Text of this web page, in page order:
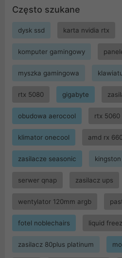
Często szukane
dysk ssd karta nvidia rtx
komputer gamingowy
myszka gamingowa
rtx 5080 gigabyte
obudowa aerocool rtx 5060
klimator onecool amd rx
zasilacze seasonic
serwer qnap zasilacz ups
wentylator 120mm argb
fotel noblechairs liquid
zasilacz 80plus platinum